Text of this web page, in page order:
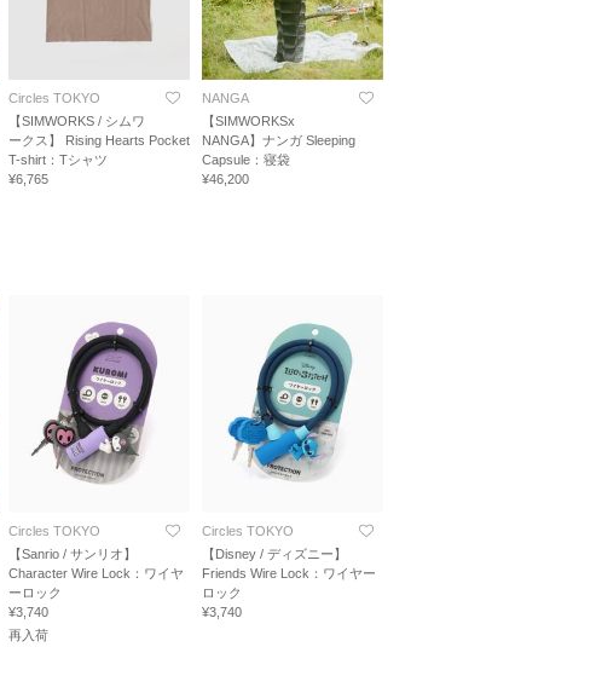
Circles TOKYO
【SIMWORKS / シムワ
ークス】 Rising Hearts Pocket
T-shirt：Tシャツ
¥6,765
NANGA
【SIMWORKSx
NANGA】ナンガ Sleeping
Capsule：寝袋
¥46,200
Circles TOKYO
【Sanrio / サンリオ】
Character Wire Lock：ワイヤ
ーロック
¥3,740
再入荷
Circles TOKYO
【Disney / ディズニー】
Friends Wire Lock：ワイヤー
ロック
¥3,740